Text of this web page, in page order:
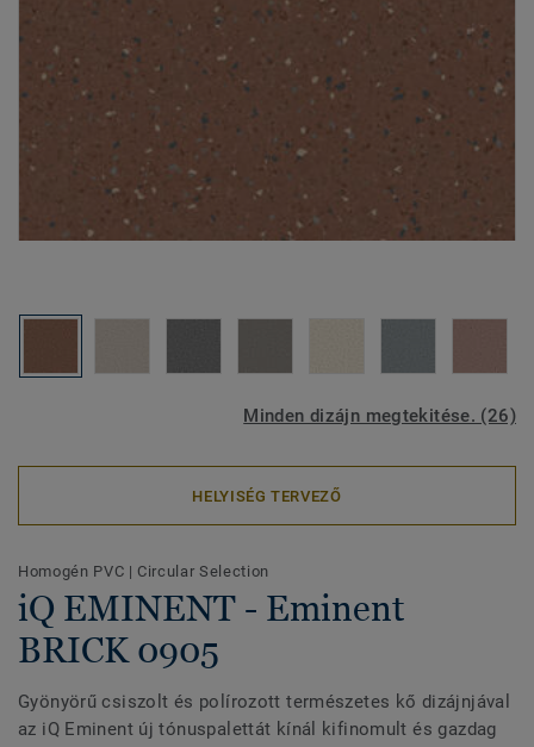
Minden dizájn megtekitése. (26)
HELYISÉG TERVEZŐ
Homogén PVC | Circular Selection
iQ EMINENT - Eminent
BRICK 0905
Gyönyörű csiszolt és polírozott természetes kő dizájnjával
az iQ Eminent új tónuspalettát kínál kifinomult és gazdag